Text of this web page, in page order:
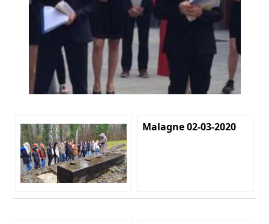
Malagne 02-03-2020